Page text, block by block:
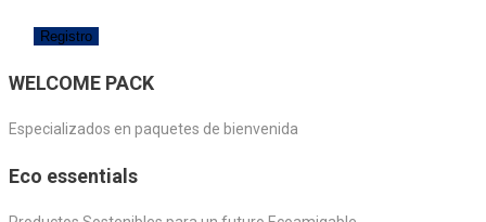
WELCOME PACK
Especializados en paquetes de bienvenida
Eco essentials